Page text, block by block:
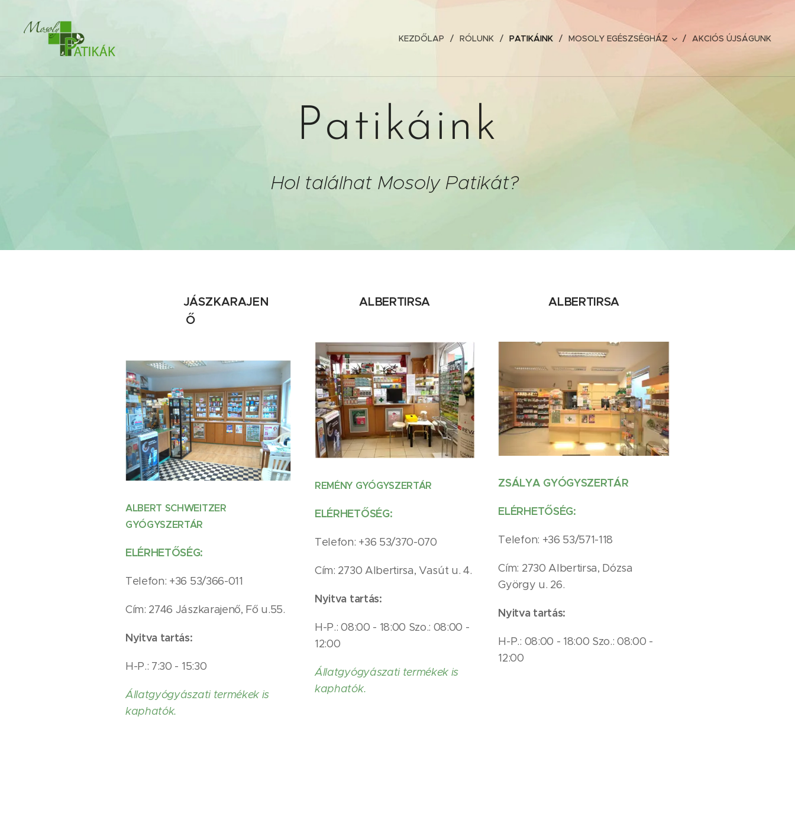
KEZDŐLAP RÓLUNK PATIKÁINK MOSOLY EGÉSZSÉGHÁZ AKCIÓS ÚJSÁGUNK
Patikáink
Hol találhat Mosoly Patikát?
JÁSZKARAJEN
Ő
ALBERT SCHWEITZER
GYÓGYSZERTÁR
ELÉRHETŐSÉG:
Telefon: +36 53/366-011
Cím: 2746 Jászkarajenő, Fő u.55.
Nyitva tartás:
H-P.: 7:30 - 15:30
Állatgyógyászati termékek is
kaphatók.
ALBERTIRSA
REMÉNY GYÓGYSZERTÁR
ELÉRHETŐSÉG:
Telefon: +36 53/370-070
Cím: 2730 Albertirsa, Vasút u. 4.
Nyitva tartás:
H-P.: 08:00 - 18:00 Szo.: 08:00 -
12:00
Állatgyógyászati termékek is
kaphatók.
ALBERTIRSA
ZSÁLYA GYÓGYSZERTÁR
ELÉRHETŐSÉG:
Telefon: +36 53/571-118
Cím: 2730 Albertirsa, Dózsa
György u. 26.
Nyitva tartás:
H-P.: 08:00 - 18:00 Szo.: 08:00 -
12:00